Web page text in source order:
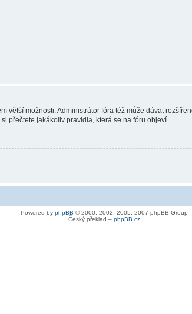
větší možnosti. Administrátor fóra též může dávat
přečtete jakákoliv pravidla, která se na fóru objeví.
Powered by phpBB © 2000, 2002, 2005, 2007 phpBB Group
Český překlad – phpBB.cz